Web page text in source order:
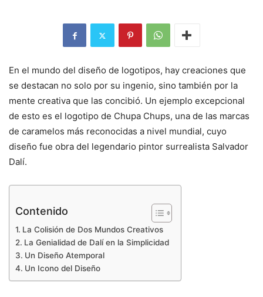
En el mundo del diseño de logotipos, hay creaciones que
se destacan no solo por su ingenio, sino también por la
mente creativa que las concibió. Un ejemplo excepcional
de esto es el logotipo de Chupa Chups, una de las marcas
de caramelos más reconocidas a nivel mundial, cuyo
diseño fue obra del legendario pintor surrealista Salvador
Dalí.
Contenido
La Colisión de Dos Mundos Creativos
La Genialidad de Dalí en la Simplicidad
Un Diseño Atemporal
Un Icono del Diseño